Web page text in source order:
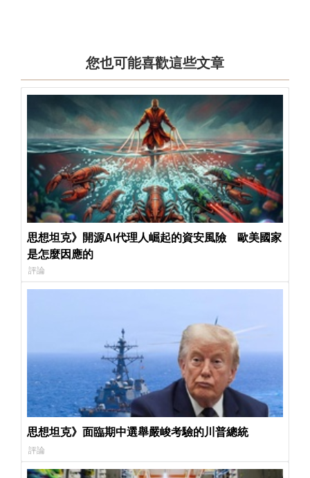
您也可能喜歡這些文章
思想坦克》開源AI代理人崛起的資安風險 歐美國家
是怎麼因應的
評論
思想坦克》面臨期中選舉嚴峻考驗的川普總統
評論